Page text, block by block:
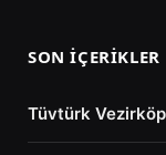
SON İÇERIKLER
Tüvtürk